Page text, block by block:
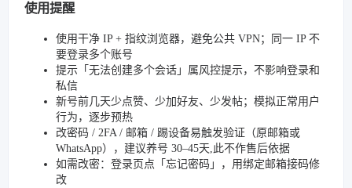
使用提醒
使用干净 IP + 指纹浏览器，避免公共 VPN；同一 IP 不
要登录多个账号
提示「无法创建多个会话」属风控提示，不影响登录和
私信
新号前几天少点赞、少加好友、少发帖；模拟正常用户
行为，逐步预热
改密码 / 2FA / 邮箱 / 踢设备易触发验证（原邮箱或
WhatsApp），建议养号 30–45天,此不作售后依据
如需改密：登录页点「忘记密码」，用绑定邮箱接码修
改